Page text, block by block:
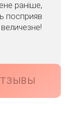
раніше,
посприяв